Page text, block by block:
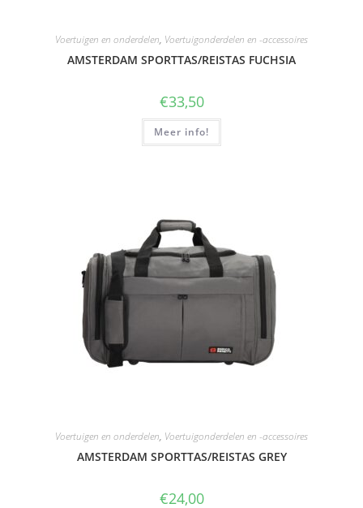
Voertuigen en onderdelen, Voertuigonderdelen en -accessoires
AMSTERDAM SPORTTAS/REISTAS FUCHSIA
€33,50
Meer info!
Voertuigen en onderdelen, Voertuigonderdelen en -accessoires
AMSTERDAM SPORTTAS/REISTAS GREY
€24,00